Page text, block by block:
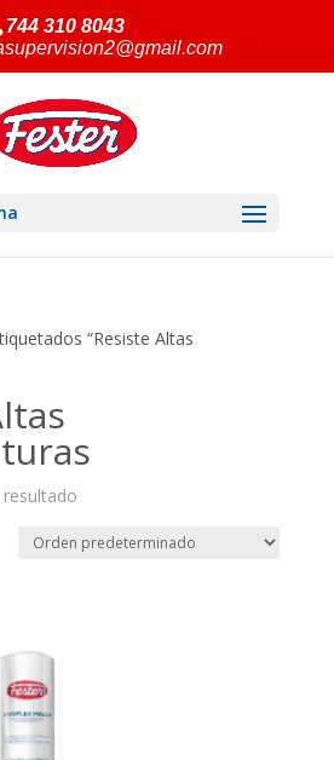
744 310 8043
“Resiste Altas